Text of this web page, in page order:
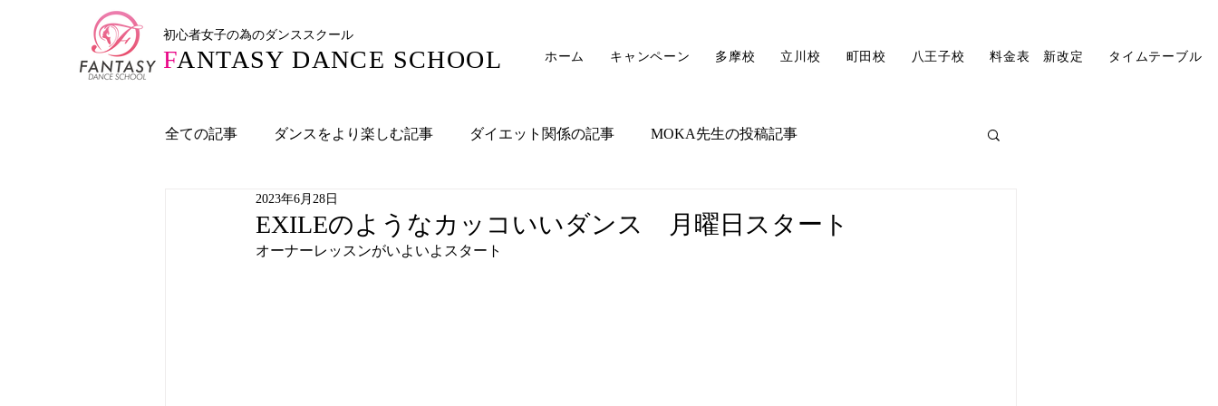
初心者女子の為のダンススクール
FANTASY DANCE SCHOOL ホーム キャンペーン 多摩校 立川校 町田校 八王子校 料金表 新改定 タイムテーブル
全ての記事 ダンスをより楽しむ記事 ダイエット関係の記事 MOKA先生の投稿記事
RIHO先生の投稿記事
EXILEのようなカッコいいダンス 月曜日スタート
2023年6月28日
オーナーレッスンがいよいよスタート